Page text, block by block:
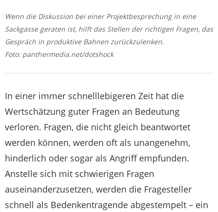
Wenn die Diskussion bei einer Projektbesprechung in eine
Sackgasse geraten ist, hilft das Stellen der richtigen Fragen, das
Gespräch in produktive Bahnen zurückzulenken.
Foto: panthermedia.net/dotshock
In einer immer schnelllebigeren Zeit hat die
Wertschätzung guter Fragen an Bedeutung
verloren. Fragen, die nicht gleich beantwortet
werden können, werden oft als unangenehm,
hinderlich oder sogar als Angriff empfunden.
Anstelle sich mit schwierigen Fragen
auseinanderzusetzen, werden die Fragesteller
schnell als Bedenkentragende abgestempelt – ein